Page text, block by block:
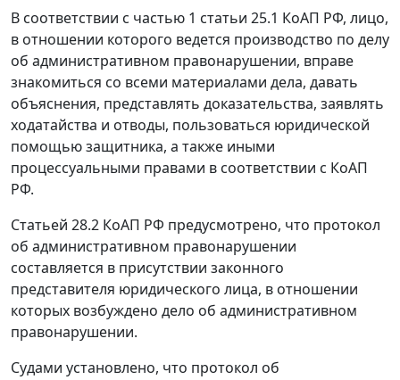
В соответствии с частью 1 статьи 25.1 КоАП РФ, лицо,
в отношении которого ведется производство по делу
об административном правонарушении, вправе
знакомиться со всеми материалами дела, давать
объяснения, представлять доказательства, заявлять
ходатайства и отводы, пользоваться юридической
помощью защитника, а также иными
процессуальными правами в соответствии с КоАП
РФ.
Статьей 28.2 КоАП РФ предусмотрено, что протокол
об административном правонарушении
составляется в присутствии законного
представителя юридического лица, в отношении
которых возбуждено дело об административном
правонарушении.
Судами установлено, что протокол об